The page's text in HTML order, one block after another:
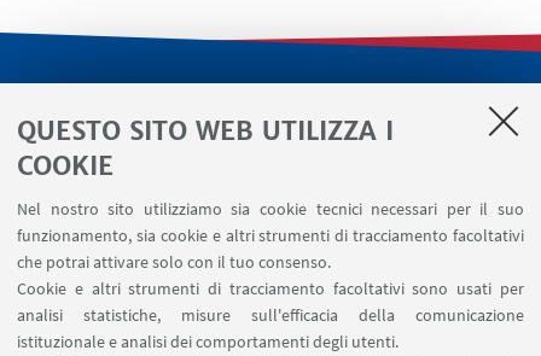
QUESTO SITO WEB UTILIZZA I
COOKIE
Nel nostro sito utilizziamo sia cookie tecnici necessari per il suo
funzionamento, sia cookie e altri strumenti di tracciamento facoltativi
che potrai attivare solo con il tuo consenso.
Cookie e altri strumenti di tracciamento facoltativi sono usati per
analisi statistiche, misure sull'efficacia della comunicazione
istituzionale e analisi dei comportamenti degli utenti.
Segnala un evento
Contatti
SEGUI IL DIPARTIMENTO SU: